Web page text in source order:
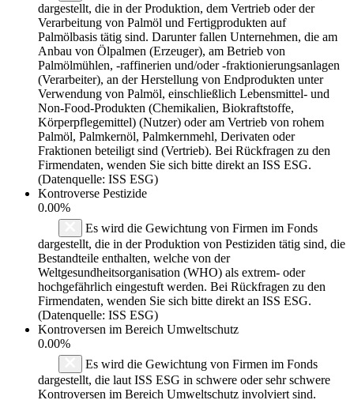
dargestellt, die in der Produktion, dem Vertrieb oder der
Verarbeitung von Palmöl und Fertigprodukten auf
Palmölbasis tätig sind. Darunter fallen Unternehmen, die am
Anbau von Ölpalmen (Erzeuger), am Betrieb von
Palmölmühlen, -raffinerien und/oder -fraktionierungsanlagen
(Verarbeiter), an der Herstellung von Endprodukten unter
Verwendung von Palmöl, einschließlich Lebensmittel- und
Non-Food-Produkten (Chemikalien, Biokraftstoffe,
Körperpflegemittel) (Nutzer) oder am Vertrieb von rohem
Palmöl, Palmkernöl, Palmkernmehl, Derivaten oder
Fraktionen beteiligt sind (Vertrieb). Bei Rückfragen zu den
Firmendaten, wenden Sie sich bitte direkt an ISS ESG.
(Datenquelle: ISS ESG)
Kontroverse Pestizide
0.00%
Es wird die Gewichtung von Firmen im Fonds
dargestellt, die in der Produktion von Pestiziden tätig sind, die
Bestandteile enthalten, welche von der
Weltgesundheitsorganisation (WHO) als extrem- oder
hochgefährlich eingestuft werden. Bei Rückfragen zu den
Firmendaten, wenden Sie sich bitte direkt an ISS ESG.
(Datenquelle: ISS ESG)
Kontroversen im Bereich Umweltschutz
0.00%
Es wird die Gewichtung von Firmen im Fonds
dargestellt, die laut ISS ESG in schwere oder sehr schwere
Kontroversen im Bereich Umweltschutz involviert sind.